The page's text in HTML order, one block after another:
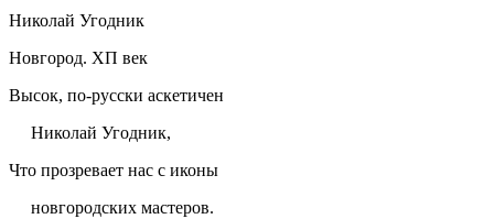
Николай Угодник
Новгород. ХП век
Высок, по-русски аскетичен
Николай Угодник,
Что прозревает нас с иконы
новгородских мастеров.